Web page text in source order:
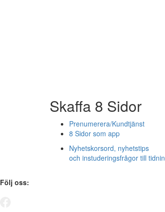
Skaffa 8 Sidor
Prenumerera/Kundtjänst
8 Sidor som app
Nyhetskorsord, nyhetstips
och instuderingsfrågor till
Följ oss: